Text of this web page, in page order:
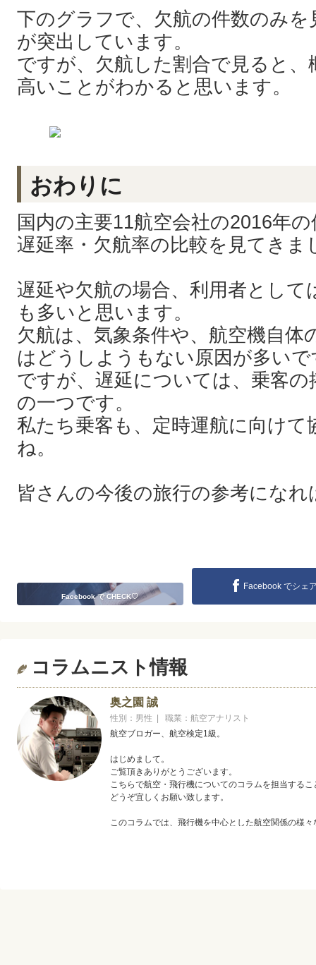
下のグラフで、欠航の件数のみ
が突出しています。
ですが、欠航した割合で見ると
高いことがわかると思います。
おわりに
国内の主要11航空会社の2016年
遅延率・欠航率の比較を見てきま
遅延や欠航の場合、利用者とし
も多いと思います。
欠航は、気象条件や、航空機自体
はどうしようもない原因が多いで
ですが、遅延については、乗客
の一つです。
私たち乗客も、定時運航に向け
ね。
皆さんの今後の旅行の参考になれ
Facebook で CHECK♡
Facebook でシェ
コラムニスト情報
奥之園 誠
性別：男性 | 職業：航空アナリスト
航空ブロガー、航空検定1級。
はじめまして。
ご覧頂きありがとうございます。
こちらで航空・飛行機についてのコラムを担当する
どうぞ宜しくお願い致します。
このコラムでは、飛行機を中心とした航空関係の様